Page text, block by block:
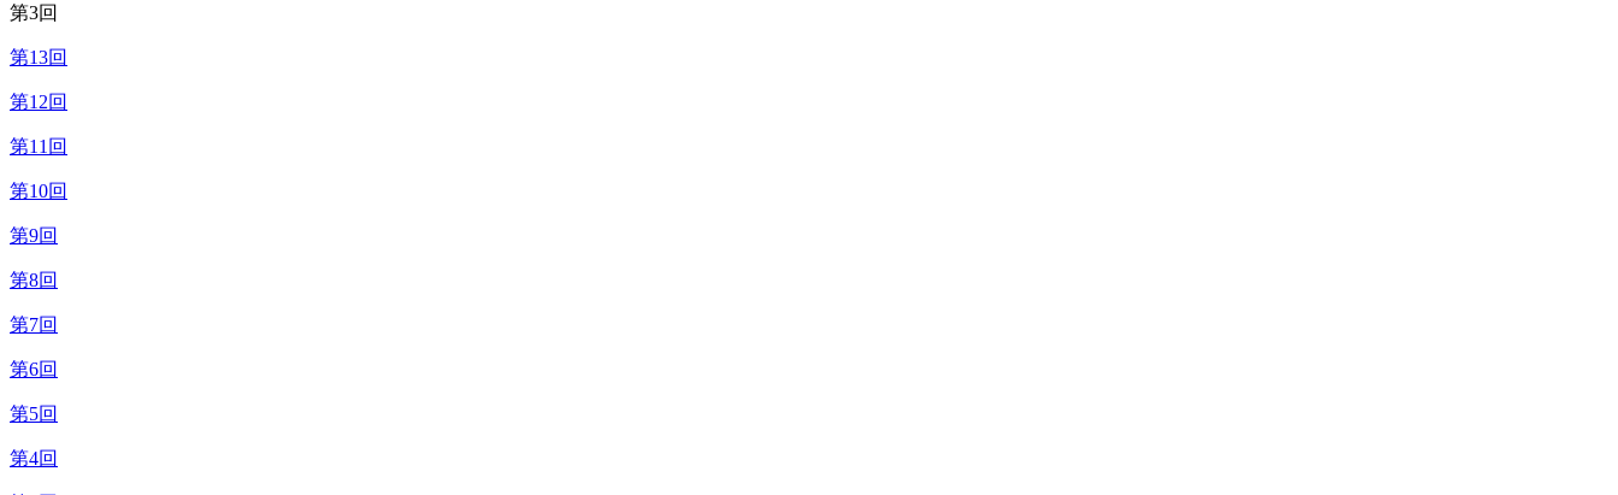
第3回
第13回
第12回
第11回
第10回
第9回
第8回
第7回
第6回
第5回
第4回